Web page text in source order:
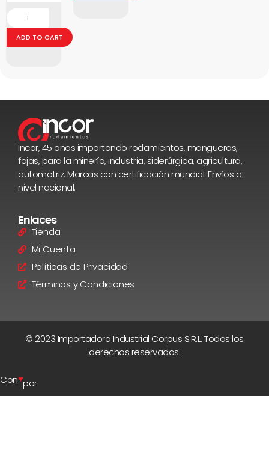
ADD TO CART
Incor, 45 años importando rodamientos, mangueras,
fajas, para la minería, industria, siderúrgica, agricultura,
automotriz. Marcas con certificación mundial. Envíos a
nivel nacional.
Enlaces
Tienda
Mi Cuenta
Políticas de Privacidad
Términos y Condiciones
© 2023 Importadora Industrial Corpus S.R.L. Todos los
derechos reservados.
Con♥por